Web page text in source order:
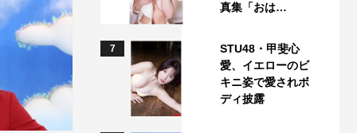
真集「おは…
7
STU48・甲斐心
愛、イエローのビ
キニ姿で愛されボ
ディ披露